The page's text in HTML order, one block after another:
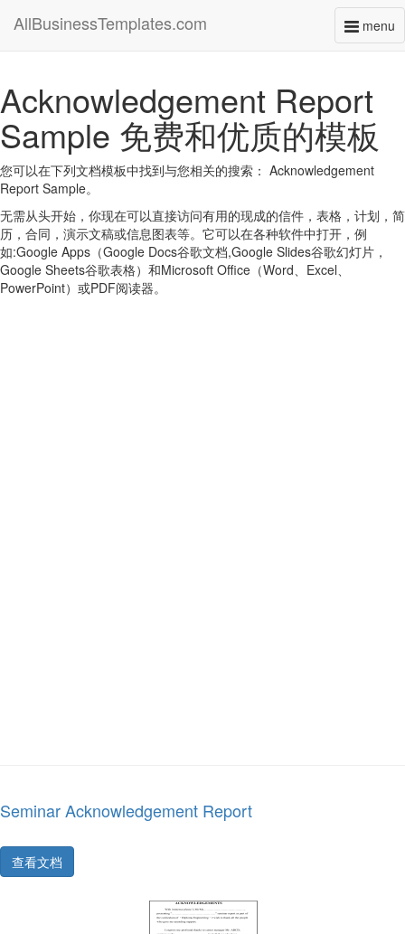
menu
AllBusinessTemplates.com
Acknowledgement Report
Sample 免费和优质的模板
您可以在下列文档模板中找到与您相关的搜索： Acknowledgement
Report Sample。
无需从头开始，你现在可以直接访问有用的现成的信件，表格，计划，简
历，合同，演示文稿或信息图表等。它可以在各种软件中打开，例
如:Google Apps（Google Docs谷歌文档,Google Slides谷歌幻灯片，
Google Sheets谷歌表格）和Microsoft Office（Word、Excel、
PowerPoint）或PDF阅读器。
Seminar Acknowledgement Report
查看文档